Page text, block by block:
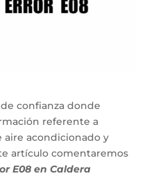
confianza donde
referente a
acondicionado y
artículo comentaremos
E08 en Caldera